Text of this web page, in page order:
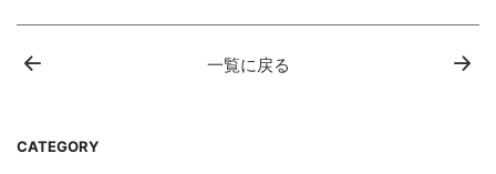
一覧に戻る
CATEGORY